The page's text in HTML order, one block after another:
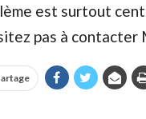
est surtout
pas à contacter